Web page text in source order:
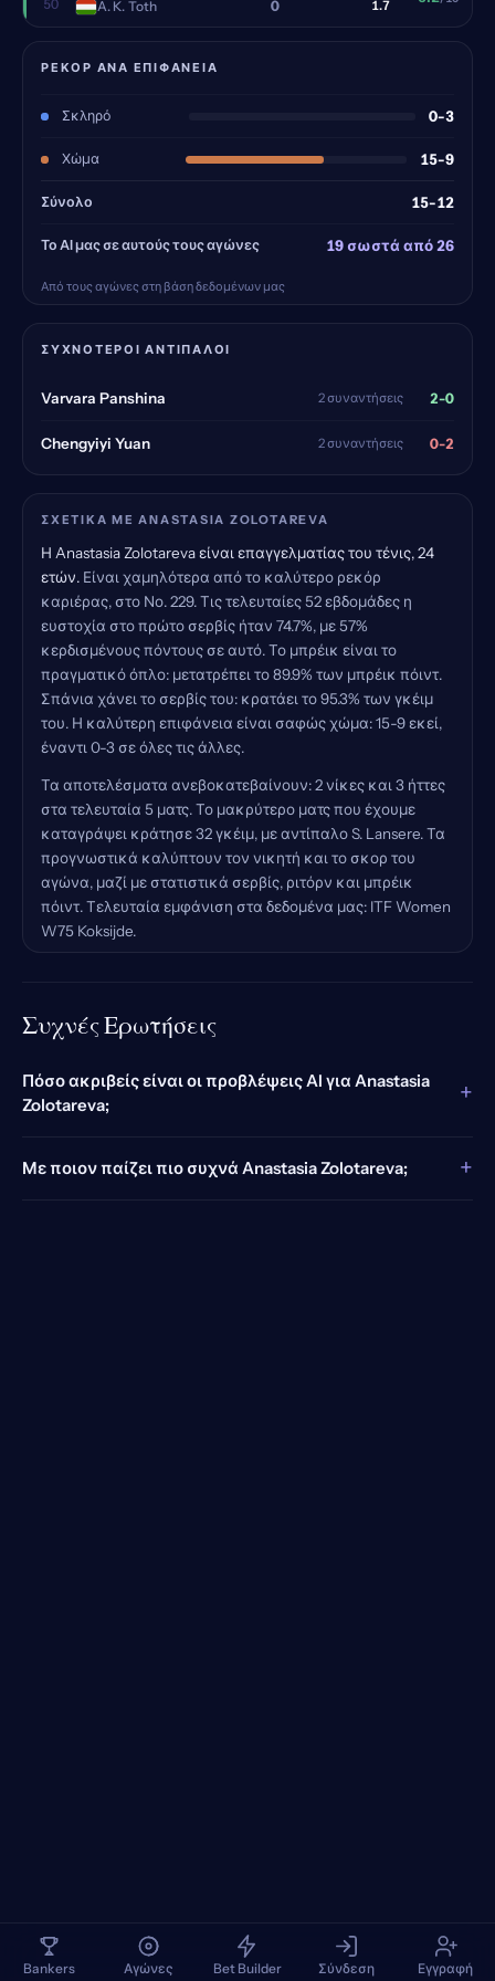
Bankers Αγώνες Bet Builder Σύνδεση Εγγραφή
50 A. K. Toth 0 1.7
ΡΕΚΌΡ ΑΝΆ ΕΠΙΦΆΝΕΙΑ
Σκληρό 0-3
Χώμα 15-9
Σύνολο 15-12
Το AI μας σε αυτούς τους αγώνες 19 σωστά από 26
Από τους αγώνες στη βάση δεδομένων μας
ΣΥΧΝΌΤΕΡΟΙ ΑΝΤΊΠΑΛΟΙ
Varvara Panshina 2 συναντήσεις 2-0
Chengyiyi Yuan 2 συναντήσεις 0-2
ΣΧΕΤΙΚΆ ΜΕ ANASTASIA ZOLOTAREVA
Η Anastasia Zolotareva είναι επαγγελματίας του τένις, 24
ετών. Είναι χαμηλότερα από το καλύτερο ρεκόρ
καριέρας, στο Νο. 229. Τις τελευταίες 52 εβδομάδες η
ευστοχία στο πρώτο σερβίς ήταν 74.7%, με 57%
κερδισμένους πόντους σε αυτό. Το μπρέικ είναι το
πραγματικό όπλο: μετατρέπει το 89.9% των μπρέικ πόιντ.
Σπάνια χάνει το σερβίς του: κρατάει το 95.3% των γκέιμ
του. Η καλύτερη επιφάνεια είναι σαφώς χώμα: 15-9 εκεί,
έναντι 0-3 σε όλες τις άλλες.
Τα αποτελέσματα ανεβοκατεβαίνουν: 2 νίκες και 3 ήττες
στα τελευταία 5 ματς. Το μακρύτερο ματς που έχουμε
καταγράψει κράτησε 32 γκέιμ, με αντίπαλο S. Lansere. Τα
προγνωστικά καλύπτουν τον νικητή και το σκορ του
αγώνα, μαζί με στατιστικά σερβίς, ριτόρν και μπρέικ
πόιντ. Τελευταία εμφάνιση στα δεδομένα μας: ITF Women
W75 Koksijde.
Συχνές Ερωτήσεις
Πόσο ακριβείς είναι οι προβλέψεις AI για Anastasia
Zolotareva;
+
Με ποιον παίζει πιο συχνά Anastasia Zolotareva; +